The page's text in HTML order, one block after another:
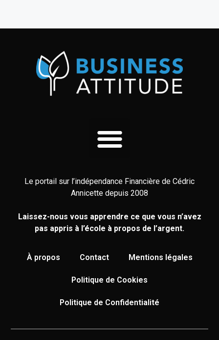
Le portail sur l’indépendance Financière de Cédric
Annicette depuis 2008
Laissez-nous vous apprendre ce que vous n’avez
pas appris à l’école à propos de l’argent.
À propos Contact Mentions légales
Politique de Cookies
Politique de Confidentialité